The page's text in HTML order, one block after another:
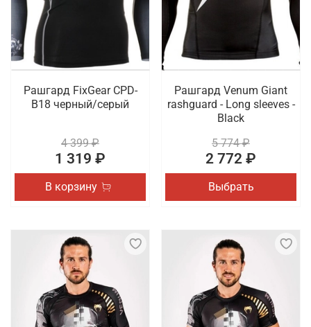
Рашгард FixGear CPD-
B18 черный/серый
4 399 ₽
1 319 ₽
В корзину
Рашгард Venum Giant
rashguard - Long sleeves -
Black
5 774 ₽
2 772 ₽
Выбрать